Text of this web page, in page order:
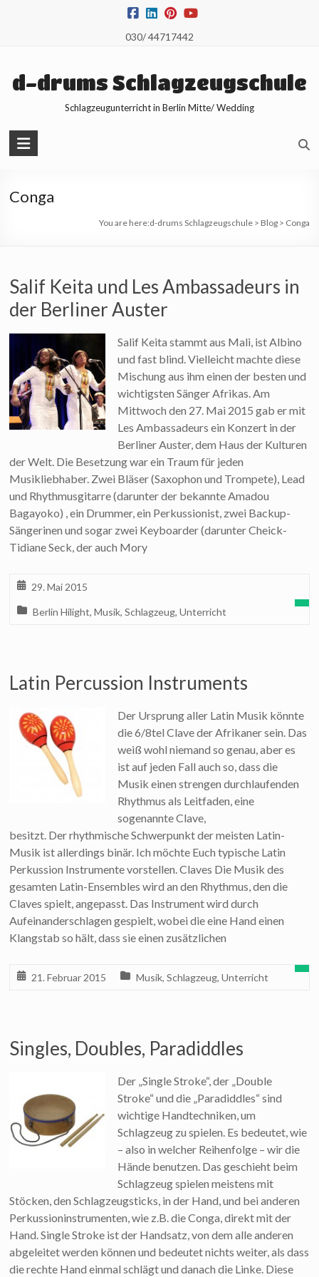
030/ 44717442
d-drums Schlagzeugschule
Schlagzeugunterricht in Berlin Mitte/ Wedding
Conga
You are here:d-drums Schlagzeugschule> Blog> Conga
Salif Keita und Les Ambassadeurs in
der Berliner Auster
Salif Keita stammt aus Mali, ist Albino
und fast blind. Vielleicht machte diese
Mischung aus ihm einen der besten und
wichtigsten Sänger Afrikas. Am
Mittwoch den 27. Mai 2015 gab er mit
Les Ambassadeurs ein Konzert in der
Berliner Auster, dem Haus der Kulturen
der Welt. Die Besetzung war ein Traum für jeden
Musikliebhaber. Zwei Bläser (Saxophon und Trompete), Lead
und Rhythmusgitarre (darunter der bekannte Amadou
Bagayoko) , ein Drummer, ein Perkussionist, zwei Backup-
Sängerinen und sogar zwei Keyboarder (darunter Cheick-
Tidiane Seck, der auch Mory
29. Mai 2015
Berlin Hilight,Musik,Schlagzeug,Unterricht
Latin Percussion Instruments
Der Ursprung aller Latin Musik könnte
die 6/8tel Clave der Afrikaner sein. Das
weiß wohl niemand so genau, aber es
ist auf jeden Fall auch so, dass die
Musik einen strengen durchlaufenden
Rhythmus als Leitfaden, eine
sogenannte Clave,
besitzt. Der rhythmische Schwerpunkt der meisten Latin-
Musik ist allerdings binär. Ich möchte Euch typische Latin
Perkussion Instrumente vorstellen. Claves Die Musik des
gesamten Latin-Ensembles wird an den Rhythmus, den die
Claves spielt, angepasst. Das Instrument wird durch
Aufeinanderschlagen gespielt, wobei die eine Hand einen
Klangstab so hält, dass sie einen zusätzlichen
21. Februar 2015 Musik,Schlagzeug,Unterricht
Singles, Doubles, Paradiddles
Der „Single Stroke“, der „Double
Stroke“ und die „Paradiddles“ sind
wichtige Handtechniken, um
Schlagzeug zu spielen. Es bedeutet, wie
– also in welcher Reihenfolge – wir die
Hände benutzen. Das geschieht beim
Schlagzeug spielen meistens mit
Stöcken, den Schlagzeugsticks, in der Hand, und bei anderen
Perkussioninstrumenten, wie z.B. die Conga, direkt mit der
Hand. Single Stroke ist der Handsatz, von dem alle anderen
abgeleitet werden können und bedeutet nichts weiter, als dass
die rechte Hand einmal schlägt und danach die Linke. Diese